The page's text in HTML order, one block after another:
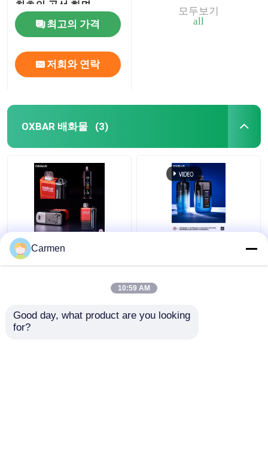
최초의 곡선 화면
최고의 가격
저희와 연락
all
모두보기
OXBAR 배화물 (3)
OXBAR MAGIC MAZE2
일회용 바이프 30000 파
맛 90*53*23mm 크기
Carmen
10:59 AM
Good day, what product are you looking
for?